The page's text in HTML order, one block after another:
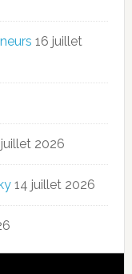
16 juillet
2026
14 juillet 2026